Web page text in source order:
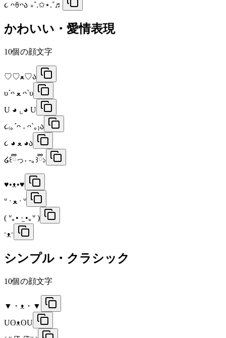
૮ ᴖꈊᴖა ₊˚.✩⋆.˚♬
かわいい・愛情表現
10個の顔文字
♡♡ﻌ♡ა
υ´ᴖ ﻌ ᴖ`υ
U ◕ .̫ ◕ U
૮₍｡´ᴖ ˔ ᴖ`｡₎ა
૮ ◕ ﻌ ◕ა
໒꒰ྀིっ˕ -｡꒱ྀི১
♥•ᴥ•♥
ᐡ ᐧ ﻌ ᐧ ᐡ
( ᐡ｡• ·̫ •｡ᐡ )
ᵔᴥᵔ
シンプル・クラシック
10個の顔文字
▼・ᴥ・▼
UʘᴥʘU